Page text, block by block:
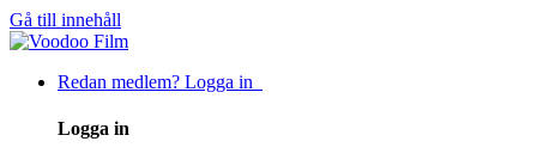
Gå till innehåll
Redan medlem? Logga in
Logga in